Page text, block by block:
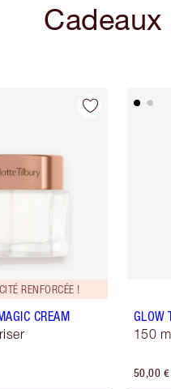
RENFORCÉE !
CREAM
GLOW
150
50,00 €